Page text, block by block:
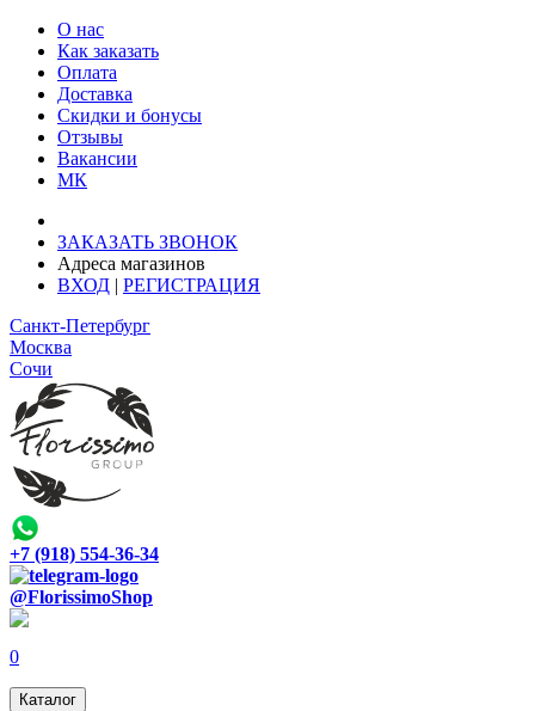
О нас
Как заказать
Оплата
Доставка
Скидки и бонусы
Отзывы
Вакансии
МК
ЗАКАЗАТЬ ЗВОНОК
Адреса магазинов
ВХОД | РЕГИСТРАЦИЯ
Санкт-Петербург
Москва
Сочи
+7 (918) 554-36-34
@FlorissimoShop
0
Каталог